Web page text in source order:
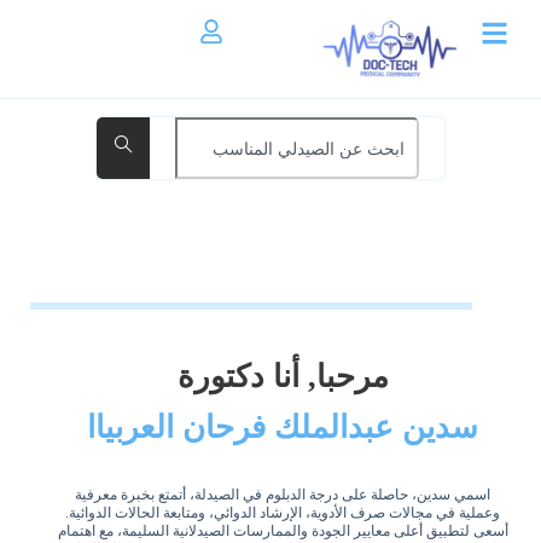
مرحبا, أنا دكتورة
سدين عبدالملك فرحان العربياا
اسمي سدين، حاصلة على درجة الدبلوم في الصيدلة، أتمتع بخبرة معرفية
وعملية في مجالات صرف الأدوية، الإرشاد الدوائي، ومتابعة الحالات الدوائية.
أسعى لتطبيق أعلى معايير الجودة والممارسات الصيدلانية السليمة، مع اهتمام